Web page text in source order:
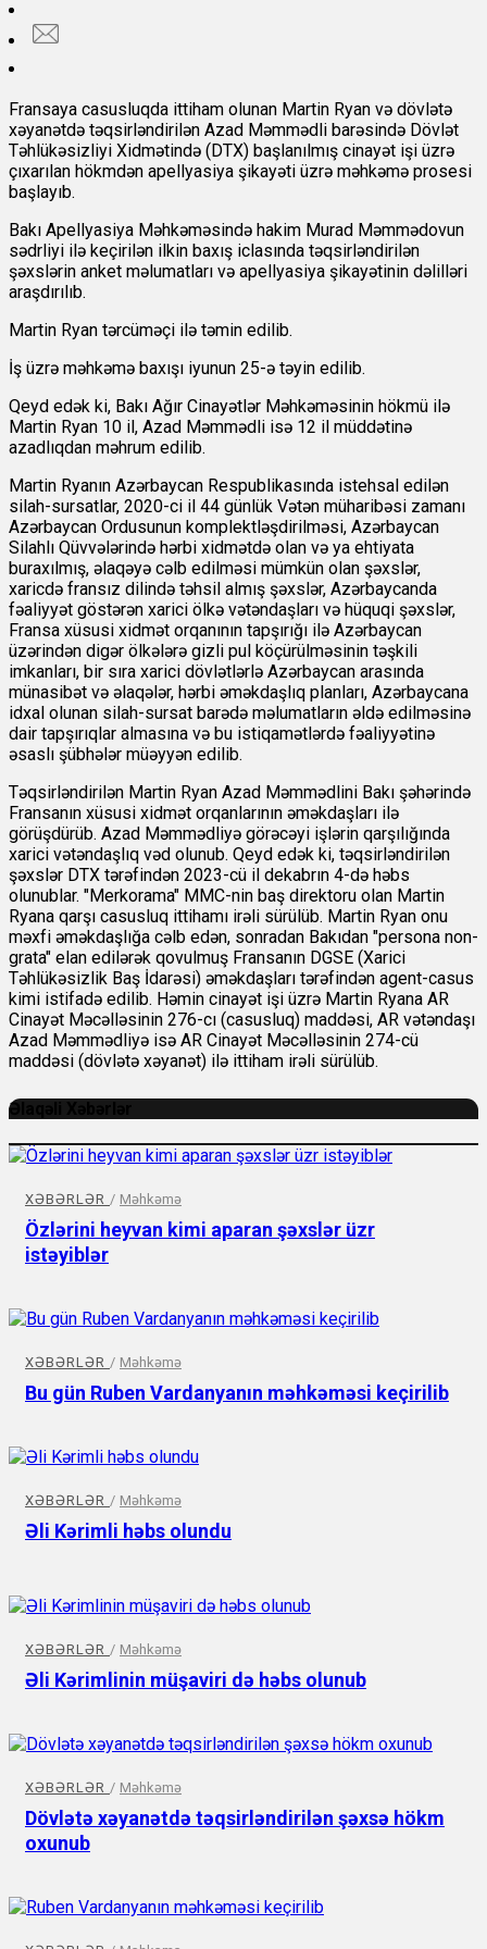
Fransaya casusluqda ittiham olunan Martin Ryan və dövlətə
xəyanətdə təqsirləndirilən Azad Məmmədli barəsində Dövlət
Təhlükəsizliyi Xidmətində (DTX) başlanılmış cinayət işi üzrə
çıxarılan hökmdən apellyasiya şikayəti üzrə məhkəmə prosesi
başlayıb.
Bakı Apellyasiya Məhkəməsində hakim Murad Məmmədovun
sədrliyi ilə keçirilən ilkin baxış iclasında təqsirləndirilən
şəxslərin anket məlumatları və apellyasiya şikayətinin dəlilləri
araşdırılıb.
Martin Ryan tərcüməçi ilə təmin edilib.
İş üzrə məhkəmə baxışı iyunun 25-ə təyin edilib.
Qeyd edək ki, Bakı Ağır Cinayətlər Məhkəməsinin hökmü ilə
Martin Ryan 10 il, Azad Məmmədli isə 12 il müddətinə
azadlıqdan məhrum edilib.
Martin Ryanın Azərbaycan Respublikasında istehsal edilən
silah-sursatlar, 2020-ci il 44 günlük Vətən müharibəsi zamanı
Azərbaycan Ordusunun komplektləşdirilməsi, Azərbaycan
Silahlı Qüvvələrində hərbi xidmətdə olan və ya ehtiyata
buraxılmış, əlaqəyə cəlb edilməsi mümkün olan şəxslər,
xaricdə fransız dilində təhsil almış şəxslər, Azərbaycanda
fəaliyyət göstərən xarici ölkə vətəndaşları və hüquqi şəxslər,
Fransa xüsusi xidmət orqanının tapşırığı ilə Azərbaycan
üzərindən digər ölkələrə gizli pul köçürülməsinin təşkili
imkanları, bir sıra xarici dövlətlərlə Azərbaycan arasında
münasibət və əlaqələr, hərbi əməkdaşlıq planları, Azərbaycana
idxal olunan silah-sursat barədə məlumatların əldə edilməsinə
dair tapşırıqlar almasına və bu istiqamətlərdə fəaliyyətinə
əsaslı şübhələr müəyyən edilib.
Təqsirləndirilən Martin Ryan Azad Məmmədlini Bakı şəhərində
Fransanın xüsusi xidmət orqanlarının əməkdaşları ilə
görüşdürüb. Azad Məmmədliyə görəcəyi işlərin qarşılığında
xarici vətəndaşlıq vəd olunub. Qeyd edək ki, təqsirləndirilən
şəxslər DTX tərəfindən 2023-cü il dekabrın 4-də həbs
olunublar. "Merkorama" MMC-nin baş direktoru olan Martin
Ryana qarşı casusluq ittihamı irəli sürülüb. Martin Ryan onu
məxfi əməkdaşlığa cəlb edən, sonradan Bakıdan "persona non-
grata" elan edilərək qovulmuş Fransanın DGSE (Xarici
Təhlükəsizlik Baş İdarəsi) əməkdaşları tərəfindən agent-casus
kimi istifadə edilib. Həmin cinayət işi üzrə Martin Ryana AR
Cinayət Məcəlləsinin 276-cı (casusluq) maddəsi, AR vətəndaşı
Azad Məmmədliyə isə AR Cinayət Məcəlləsinin 274-cü
maddəsi (dövlətə xəyanət) ilə ittiham irəli sürülüb.
Əlaqəli Xəbərlər
XƏBƏRLƏR / Məhkəmə
Özlərini heyvan kimi aparan şəxslər üzr
istəyiblər
XƏBƏRLƏR / Məhkəmə
Bu gün Ruben Vardanyanın məhkəməsi keçirilib
XƏBƏRLƏR / Məhkəmə
Əli Kərimli həbs olundu
XƏBƏRLƏR / Məhkəmə
Əli Kərimlinin müşaviri də həbs olunub
XƏBƏRLƏR / Məhkəmə
Dövlətə xəyanətdə təqsirləndirilən şəxsə hökm
oxunub